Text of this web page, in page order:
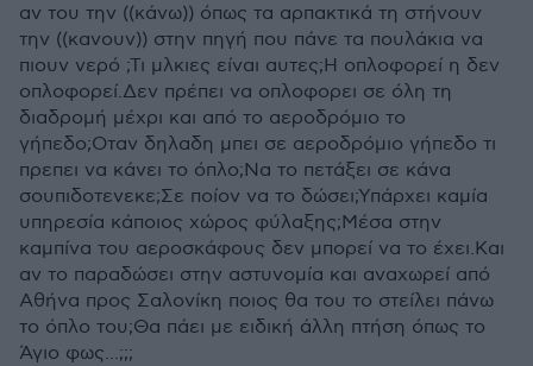
αν του την ((κάνω)) όπως τα αρπακτικά τη στήνουν
την ((κανουν)) στην πηγή που πάνε τα πουλάκια να
πιουν νερό ;Τι μλκιες είναι αυτες;Η οπλοφορεί η δεν
οπλοφορεί.Δεν πρέπει να οπλοφορει σε όλη τη
διαδρομή μέχρι και από το αεροδρόμιο το
γήπεδο;Οταν δηλαδη μπει σε αεροδρόμιο γήπεδο τι
πρεπει να κάνει το όπλο;Να το πετάξει σε κάνα
σουπιδοτενεκε;Σε ποίον να το δώσει;Υπάρχει καμία
υπηρεσία κάποιος χώρος φύλαξης;Μέσα στην
καμπίνα του αεροσκάφους δεν μπορεί να το έχει.Και
αν το παραδώσει στην αστυνομία και αναχωρεί από
Αθήνα προς Σαλονίκη ποιος θα του το στείλει πάνω
το όπλο του;Θα πάει με ειδική άλλη πτήση όπως το
Άγιο φως...;;;